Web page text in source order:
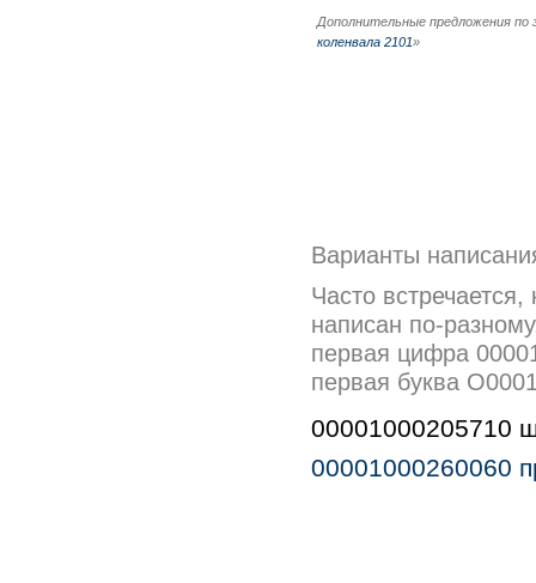
Дополнительные предложения
коленвала 2101»
Варианты
Часто
написан по-
первая цифра
первая буква
00001000205710
00001000260060